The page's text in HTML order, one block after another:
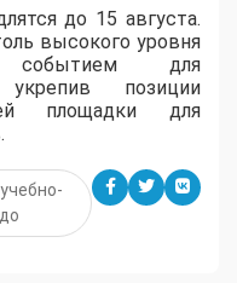
до 15 августа.
высокого уровня
событием для
укрепив позиции
площадки для